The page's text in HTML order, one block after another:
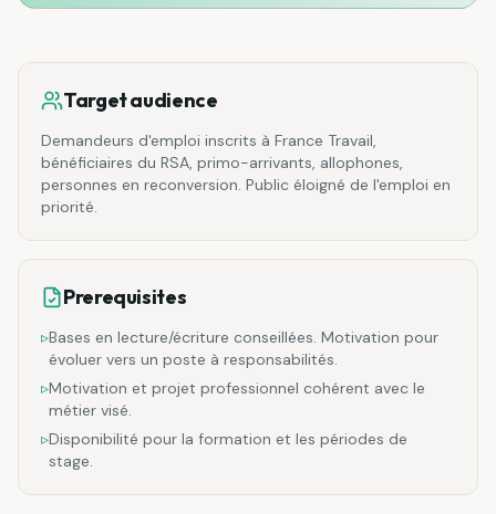
Target audience
Demandeurs d'emploi inscrits à France Travail,
bénéficiaires du RSA, primo-arrivants, allophones,
personnes en reconversion. Public éloigné de l'emploi en
priorité.
Prerequisites
▹Bases en lecture/écriture conseillées. Motivation pour
évoluer vers un poste à responsabilités.
▹Motivation et projet professionnel cohérent avec le
métier visé.
▹Disponibilité pour la formation et les périodes de
stage.